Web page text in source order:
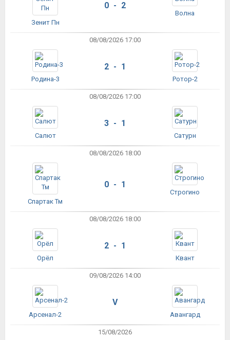
Зенит Пн
0 - 2
Волна
08/08/2026 17:00
Родина-3
2 - 1
Ротор-2
08/08/2026 17:00
Салют
3 - 1
Сатурн
08/08/2026 18:00
Спартак Тм
0 - 1
Строгино
08/08/2026 18:00
Орёл
2 - 1
Квант
09/08/2026 14:00
Арсенал-2
V
Авангард
15/08/2026